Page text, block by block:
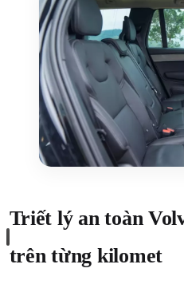
Triết lý an toàn
trên từng kilomet